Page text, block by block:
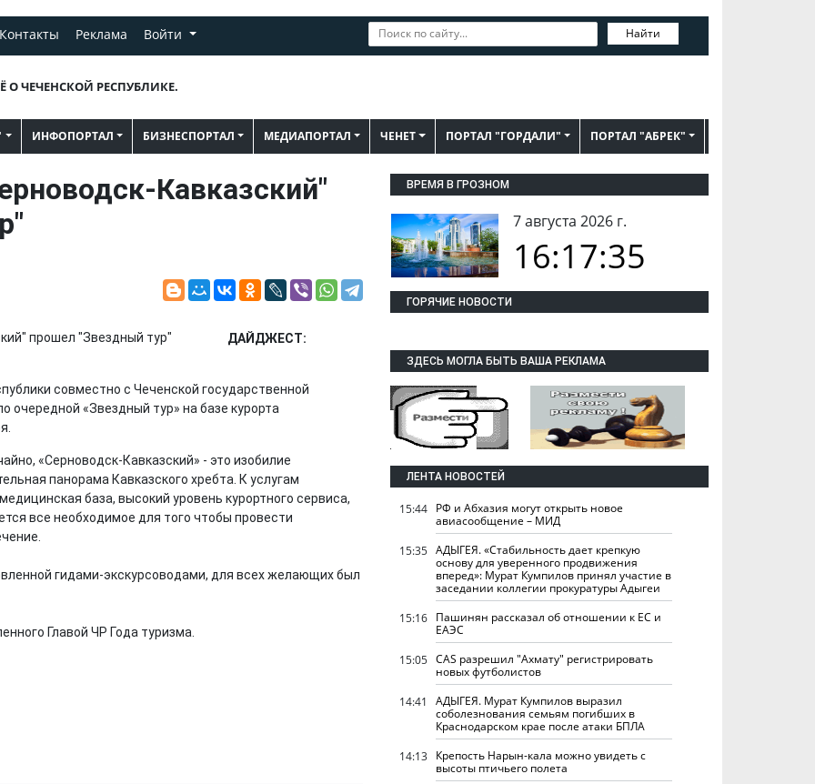
Контакты Реклама Войти Найти
О ЧЕЧЕНСКОЙ РЕСПУБЛИКЕ.
ИНФОПОРТАЛ БИЗНЕСПОРТАЛ МЕДИАПОРТАЛ ЧЕНЕТ ПОРТАЛ "ГОРДАЛИ" ПОРТАЛ "АБРЕК"
Кавказский"
ДАЙДЖЕСТ:
совместно с Чеченской государственной
«Звездный тур» на базе курорта
«Серноводск-Кавказский» - это изобилие
панорама Кавказского хребта. К услугам
база, высокий уровень курортного сервиса,
все необходимое для того чтобы провести
гидами-экскурсоводами, для всех желающих был
Главой ЧР Года туризма.
ВРЕМЯ В ГРОЗНОМ
7 августа 2026 г.
16:17:36
ГОРЯЧИЕ НОВОСТИ
ЗДЕСЬ МОГЛА БЫТЬ ВАША РЕКЛАМА
ЛЕНТА НОВОСТЕЙ
15:44 РФ и Абхазия могут открыть новое
авиасообщение – МИД
15:35 АДЫГЕЯ. «Стабильность дает крепкую
основу для уверенного продвижения
вперед»: Мурат Кумпилов принял участие в
заседании коллегии прокуратуры Адыгеи
15:16 Пашинян рассказал об отношении к ЕС и
ЕАЭС
15:05 CAS разрешил "Ахмату" регистрировать
новых футболистов
14:41
АДЫГЕЯ. Мурат Кумпилов выразил
соболезнования семьям погибших в
Краснодарском крае после атаки БПЛА
14:13 Крепость Нарын-кала можно увидеть с
высоты птичьего полета